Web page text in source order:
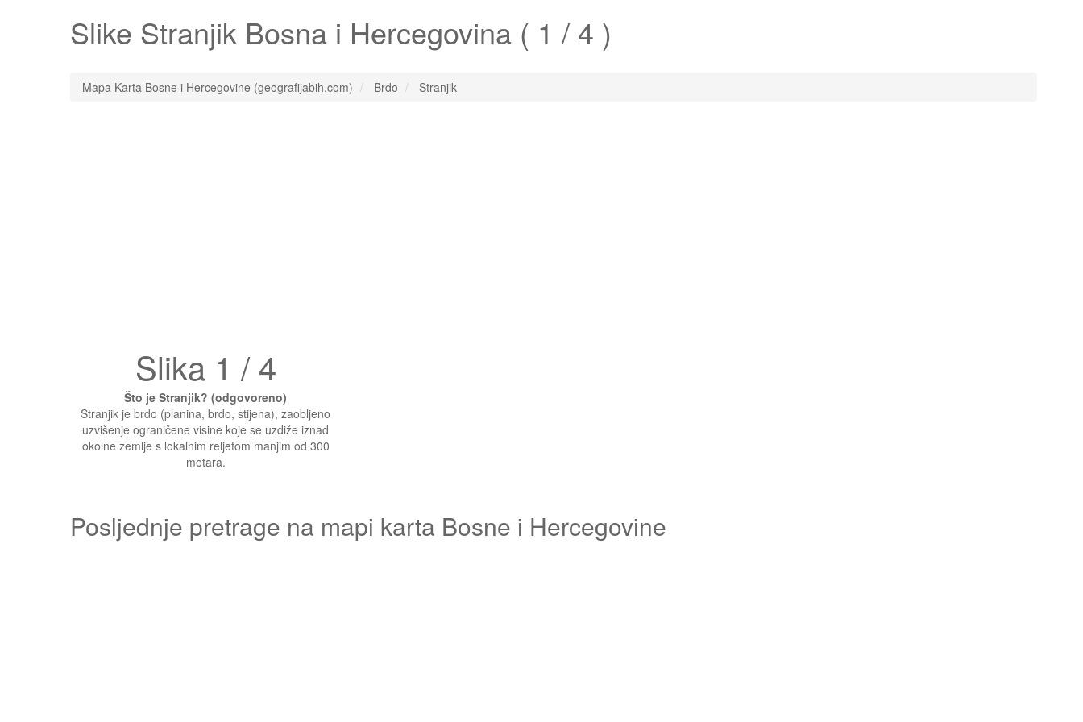
Slike Stranjik Bosna i Hercegovina ( 1 / 4 )
Mapa Karta Bosne i Hercegovine (geografijabih.com) Brdo Stranjik
Slika 1 / 4
Što je Stranjik? (odgovoreno)
Stranjik je brdo (planina, brdo, stijena), zaobljeno
uzvišenje ograničene visine koje se uzdiže iznad
okolne zemlje s lokalnim reljefom manjim od 300
metara.
Posljednje pretrage na mapi karta Bosne i Hercegovine